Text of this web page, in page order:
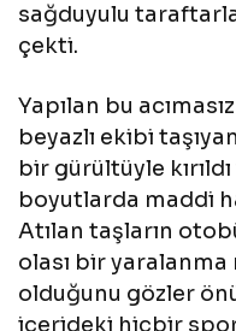
sağduyulu
çekti.
Yapılan bu
beyazlı ekibi
bir gürültüyle
boyutlarda maddi
Atılan taşların
olası bir
olduğunu gözler
içerideki hiçbir